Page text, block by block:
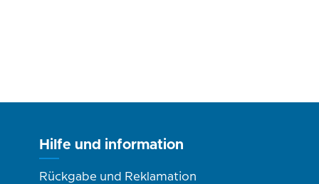
Hilfe und information
Rückgabe und Reklamation